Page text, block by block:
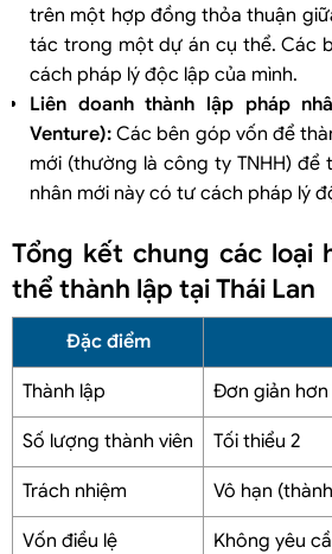
trên một hợp đồng thỏa thuận
tác trong một dự án cụ thể. Các
cách pháp lý độc lập của mình.
Liên doanh thành lập pháp
Venture): Các bên góp vốn để
mới (thường là công ty TNHH) để
nhân mới này có tư cách pháp lý
Tổng kết chung các loại
thể thành lập tại Thái Lan
Đặc điểm
Thành lập Đơn giản hơn
Số lượng thành viên Tối thiểu 2
Trách nhiệm Vô hạn
Vốn điều lệ Không yêu